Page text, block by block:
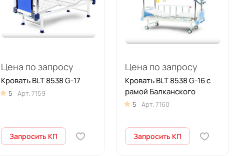
Цена по запросу
Кровать BLT 8538 G-17
5 Арт. 7159
Запросить КП
Цена по запросу
Кровать BLT 8538 G-16 с
рамой Балканского
5 Арт.7160
Запросить КП